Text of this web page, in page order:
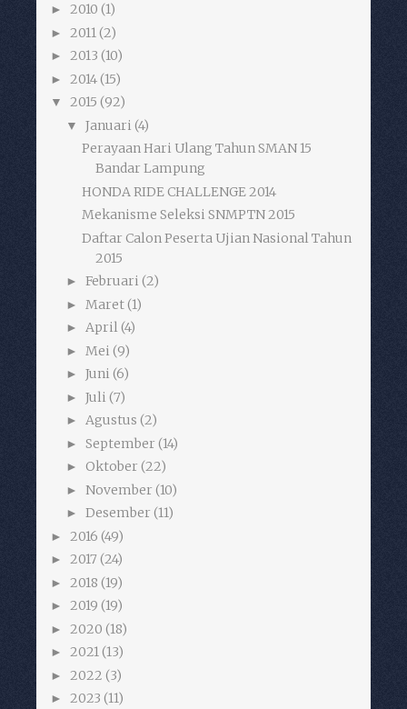
► 2010 (1)
► 2011 (2)
► 2013 (10)
► 2014(15)
▼ 2015 (92)
▼ Januari (4)
Perayaan Hari Ulang Tahun SMAN 15
Bandar Lampung
HONDA RIDE CHALLENGE 2014
Mekanisme Seleksi SNMPTN 2015
Daftar Calon Peserta Ujian Nasional Tahun
2015
► Februari (2)
► Maret(1)
► April(4)
► Mei (9)
► Juni (6)
► Juli (7)
► Agustus (2)
► September (14)
► Oktober (22)
► November (10)
► Desember (11)
► 2016 (49)
► 2017 (24)
► 2018 (19)
► 2019 (19)
► 2020 (18)
► 2021(13)
► 2022 (3)
► 2023 (11)